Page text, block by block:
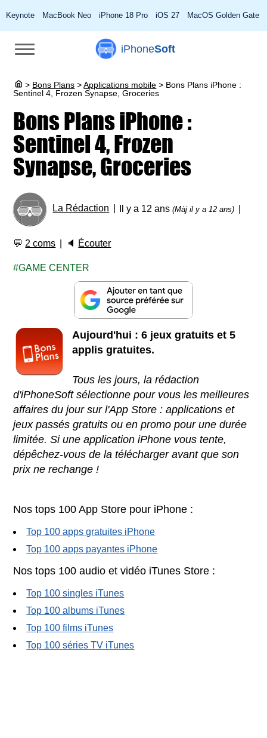
Keynote MacBook Neo iPhone 18 Pro iOS 27 MacOS Golden Gate
iPhoneSoft
> Bons Plans > Applications mobile > Bons Plans iPhone :
Sentinel 4, Frozen Synapse, Groceries
Bons Plans iPhone :
Sentinel 4, Frozen
Synapse, Groceries
La Rédaction Il y a 12 ans(Màj il y a 12 ans)
💬 2 coms 🔈 Écouter
GAME CENTER
Aujourd'hui : 6 jeux gratuits et 5
applis gratuites.
Tous les jours, la rédaction
d'iPhoneSoft sélectionne pour vous les meilleures
affaires du jour sur l'App Store : applications et
jeux passés gratuits ou en promo pour une durée
limitée. Si une application iPhone vous tente,
dépêchez-vous de la télécharger avant que son
prix ne rechange !
Nos tops 100 App Store pour iPhone :
Top 100 apps gratuites iPhone
Top 100 apps payantes iPhone
Nos tops 100 audio et vidéo iTunes Store :
Top 100 singles iTunes
Top 100 albums iTunes
Top 100 films iTunes
Top 100 séries TV iTunes